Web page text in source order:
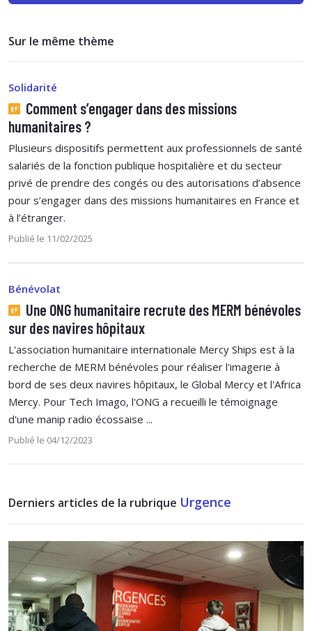
Sur le même thème
Solidarité
Comment s’engager dans des missions
humanitaires ?
Plusieurs dispositifs permettent aux professionnels de santé
salariés de la fonction publique hospitalière et du secteur
privé de prendre des congés ou des autorisations d’absence
pour s’engager dans des missions humanitaires en France et
à l’étranger.
Publié le 11/02/2025
Bénévolat
Une ONG humanitaire recrute des MERM bénévoles
sur des navires hôpitaux
L'association humanitaire internationale Mercy Ships est à la
recherche de MERM bénévoles pour réaliser l'imagerie à
bord de ses deux navires hôpitaux, le Global Mercy et l'Africa
Mercy. Pour Tech Imago, l'ONG a recueilli le témoignage
d'une manip radio écossaise ...
Publié le 04/12/2023
Derniers articles de la rubrique Urgence